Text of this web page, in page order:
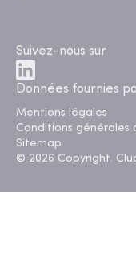
Suivez-nous sur
Données fournies
Mentions légales
Conditions générales
Sitemap
© 2026 Copyright.